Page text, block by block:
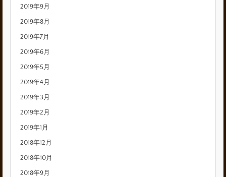
2019年9月
2019年8月
2019年7月
2019年6月
2019年5月
2019年4月
2019年3月
2019年2月
2019年1月
2018年12月
2018年10月
2018年9月